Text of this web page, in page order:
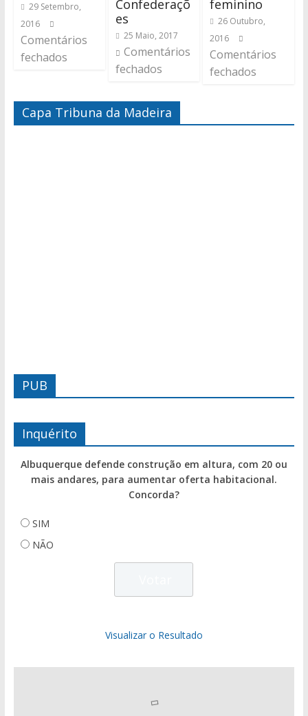
29 Setembro,
2016
Comentários
fechados
Confederaçõ
es
25 Maio, 2017
Comentários
fechados
feminino
26 Outubro,
2016
Comentários
fechados
Capa Tribuna da Madeira
PUB
Inquérito
Albuquerque defende construção em altura, com 20 ou
mais andares, para aumentar oferta habitacional.
Concorda?
SIM
NÃO
Visualizar o Resultado